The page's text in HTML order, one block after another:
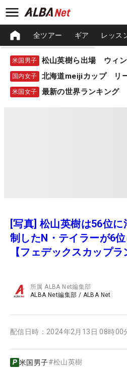
全ツアー ギア レッス
米国男子
国内女子 北海道meijiカップ リ
米国女子 最新の世界ランキング
[写真] 松山英樹は56位
制したN・テイラーが6
【フェデックスカップラ
所属ALBA Net編集部
ALBA Net編集部 / ALBA Net
配信日時： 2024年2月13日 08時00
米国男子#松山英樹